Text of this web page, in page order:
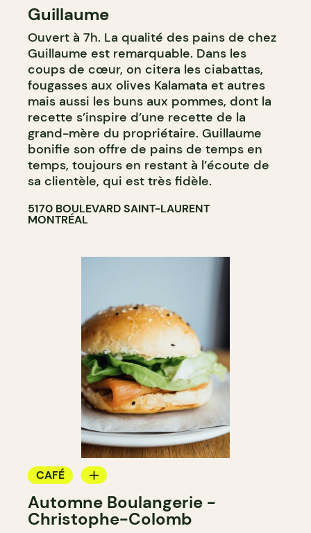
COMPTOIR
Guillaume
Ouvert à 7h. La qualité des pains de chez
Guillaume est remarquable. Dans les
coups de cœur, on citera les ciabattas,
fougasses aux olives Kalamata et autres
mais aussi les buns aux pommes, dont la
recette s’inspire d’une recette de la
grand-mère du propriétaire. Guillaume
bonifie son offre de pains de temps en
temps, toujours en restant à l’écoute de
sa clientèle, qui est très fidèle.
5170 BOULEVARD SAINT-LAURENT
MONTRÉAL
CAFÉ
BOULANGERIE
Automne Boulangerie -
Christophe-Colomb